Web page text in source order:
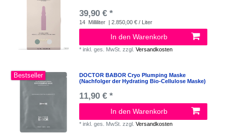
39,90 € *
14 Milliliter | 2.850,00 € / Liter
In den Warenkorb
*inkl. ges. MwSt. zzgl.Versandkosten
Bestseller
DOCTOR BABOR Cryo Plumping Maske
(Nachfolger der Hydrating Bio-Cellulose Maske)
11,90 € *
In den Warenkorb
*inkl. ges. MwSt. zzgl.Versandkosten